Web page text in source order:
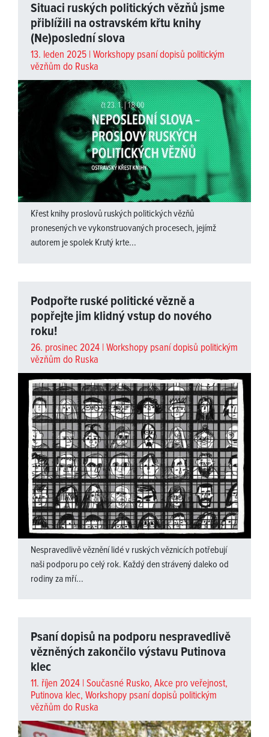
Situaci ruských politických vězňů jsme
přiblížili na ostravském křtu knihy
(Ne)poslední slova
13. leden 2025 |Workshopy psaní dopisů politickým
vězňům do Ruska
Křest knihy proslovů ruských politických vězňů
pronesených ve vykonstruovaných procesech, jejímž
autorem je spolek Krutý krte...
Podpořte ruské politické vězně a
popřejte jim klidný vstup do nového
roku!
26. prosinec 2024 |Workshopy psaní dopisů politickým
vězňům do Ruska
Nespravedlivě věznění lidé v ruských věznicích potřebují
naši podporu po celý rok. Každý den strávený daleko od
rodiny za mří...
Psaní dopisů na podporu nespravedlivě
vězněných zakončilo výstavu Putinova
klec
11. říjen 2024 |Současné Rusko,Akce pro veřejnost,
Putinova klec,Workshopy psaní dopisů politickým
vězňům do Ruska